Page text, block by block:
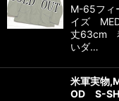
M-65フィ
イズ
丈63cm
いダ…
米軍実物
OD S-